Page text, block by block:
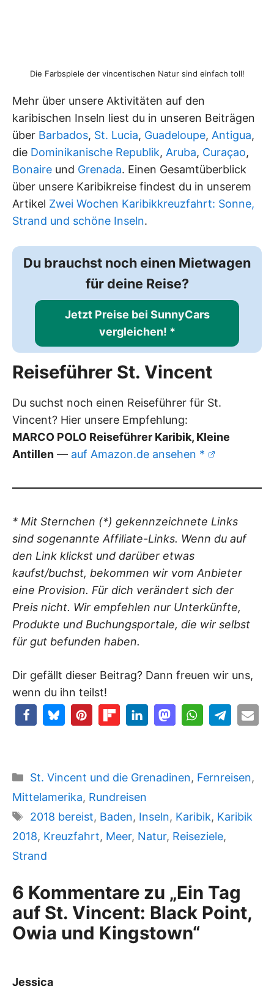
Die Farbspiele der vincentischen Natur sind einfach toll!
Mehr über unsere Aktivitäten auf den
karibischen Inseln liest du in unseren Beiträgen
über Barbados, St. Lucia, Guadeloupe, Antigua,
die Dominikanische Republik, Aruba, Curaçao,
Bonaire und Grenada. Einen Gesamtüberblick
über unsere Karibikreise findest du in unserem
Artikel Zwei Wochen Karibikkreuzfahrt: Sonne,
Strand und schöne Inseln.
Du brauchst noch einen Mietwagen
für deine Reise?
Jetzt Preise bei SunnyCars
vergleichen! *
Reiseführer St. Vincent
Du suchst noch einen Reiseführer für St.
Vincent? Hier unsere Empfehlung:
MARCO POLO Reiseführer Karibik, Kleine
Antillen — auf Amazon.de ansehen *
* Mit Sternchen (*) gekennzeichnete Links
sind sogenannte Affiliate-Links. Wenn du auf
den Link klickst und darüber etwas
kaufst/buchst, bekommen wir vom Anbieter
eine Provision. Für dich verändert sich der
Preis nicht. Wir empfehlen nur Unterkünfte,
Produkte und Buchungsportale, die wir selbst
für gut befunden haben.
Dir gefällt dieser Beitrag? Dann freuen wir uns,
wenn du ihn teilst!
Kategorien
St. Vincent und die Grenadinen, Fernreisen,
Mittelamerika, Rundreisen
Schlagwörter
2018 bereist, Baden, Inseln, Karibik, Karibik
2018, Kreuzfahrt, Meer, Natur, Reiseziele,
Strand
6 Kommentare zu „Ein Tag
auf St. Vincent: Black Point,
Owia und Kingstown“
Jessica